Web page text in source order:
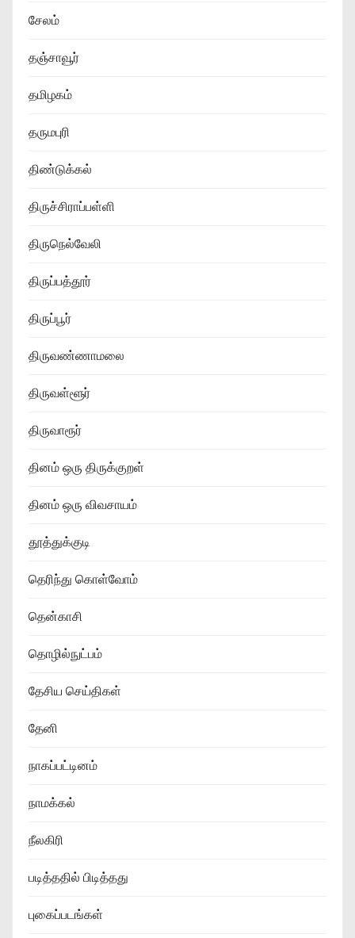
சேலம்
தஞ்சாவூர்
தமிழகம்
தருமபுரி
திண்டுக்கல்
திருச்சிராப்பள்ளி
திருநெல்வேலி
திருப்பத்தூர்
திருப்பூர்
திருவண்ணாமலை
திருவள்ளூர்
திருவாரூர்
தினம் ஒரு திருக்குறள்
தினம் ஒரு விவசாயம்
தூத்துக்குடி
தெரிந்து கொள்வோம்
தென்காசி
தொழில்நுட்பம்
தேசிய செய்திகள்
தேனி
நாகப்பட்டினம்
நாமக்கல்
நீலகிரி
படித்ததில் பிடித்தது
புகைப்படங்கள்